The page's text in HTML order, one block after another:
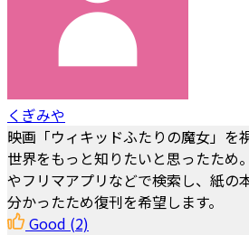
くぎみや
映画「ウィキッドふたりの魔女」を
世界をもっと知りたいと思ったため
やフリマアプリなどで検索し、紙の
分かったため復刊を希望します。
Good (2)